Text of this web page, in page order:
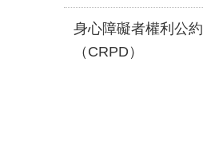
身心障礙者權利公約
（CRPD）